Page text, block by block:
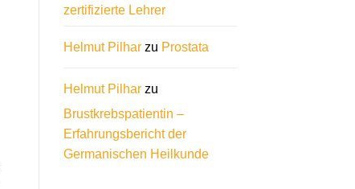
zertifizierte Lehrer
Helmut Pilharzu Prostata
Helmut Pilharzu
Brustkrebspatientin –
Erfahrungsbericht der
Germanischen Heilkunde